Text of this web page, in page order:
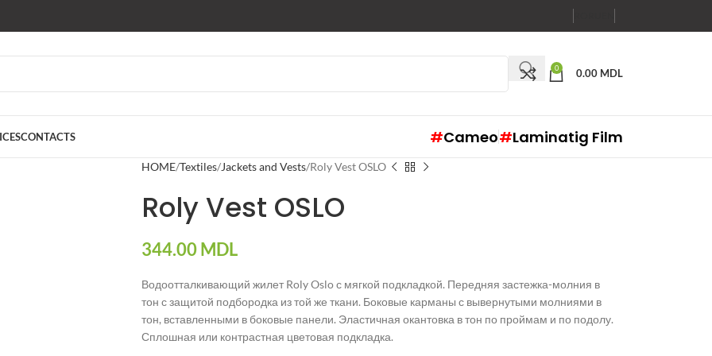
0 0.00 MDL
CONTACTS #Cameo#Laminatig Film
HOME Textiles Jackets and Vests Roly Vest OSLO
Roly Vest OSLO
344.00MDL
Водоотталкивающий жилет Roly Oslo с мягкой подкладкой. Передняя застежка-молния в
тон с защитой подбородка из той же ткани. Боковые карманы с вывернутыми молниями в
тон, вставленными в боковые панели. Эластичная окантовка в тон по проймам и по подолу.
Сплошная или контрастная цветовая подкладка.